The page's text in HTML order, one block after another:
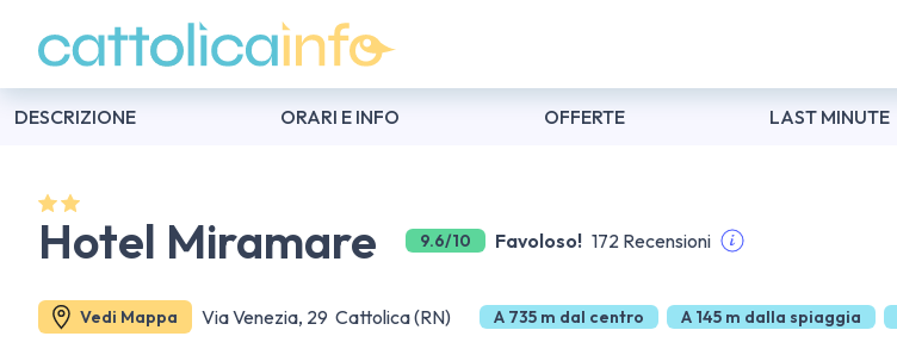
Hotel Miramare 9.6/10 Favoloso! 172 Recensioni
Vedi Mappa Via Venezia, 29 Cattolica (RN) A 735 m dal centro A 145 m dalla spiaggia
DESCRIZIONE ORARI E INFO OFFERTE LAST MINUTE